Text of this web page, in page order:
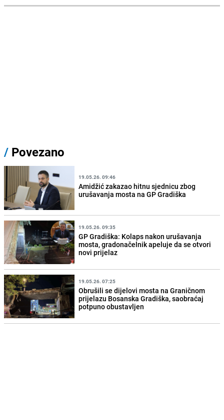
/ Povezano
19.05.26. 09:46
Amidžić zakazao hitnu sjednicu zbog
urušavanja mosta na GP Gradiška
19.05.26. 09:35
GP Gradiška: Kolaps nakon urušavanja
mosta, gradonačelnik apeluje da se otvori
novi prijelaz
19.05.26. 07:25
Obrušili se dijelovi mosta na Graničnom
prijelazu Bosanska Gradiška, saobraćaj
potpuno obustavljen